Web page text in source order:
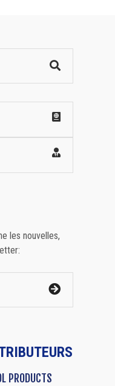
les nouvelles,
PRODUCTS